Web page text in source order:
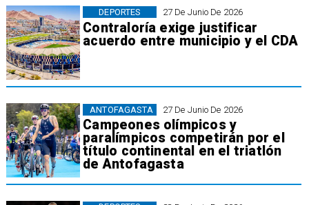
27 De Junio De 2026
Contraloría exige justificar
acuerdo entre municipio y el CDA
DEPORTES
27 De Junio De 2026
Campeones olímpicos y
paralímpicos competirán por el
título continental en el triatlón
de Antofagasta
ANTOFAGASTA